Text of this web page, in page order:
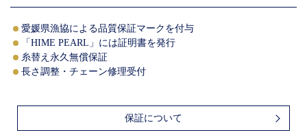
愛媛県漁協による品質保証マークを付与
「HIME PEARL」には証明書を発行
糸替え永久無償保証
長さ調整・チェーン修理受付
保証について